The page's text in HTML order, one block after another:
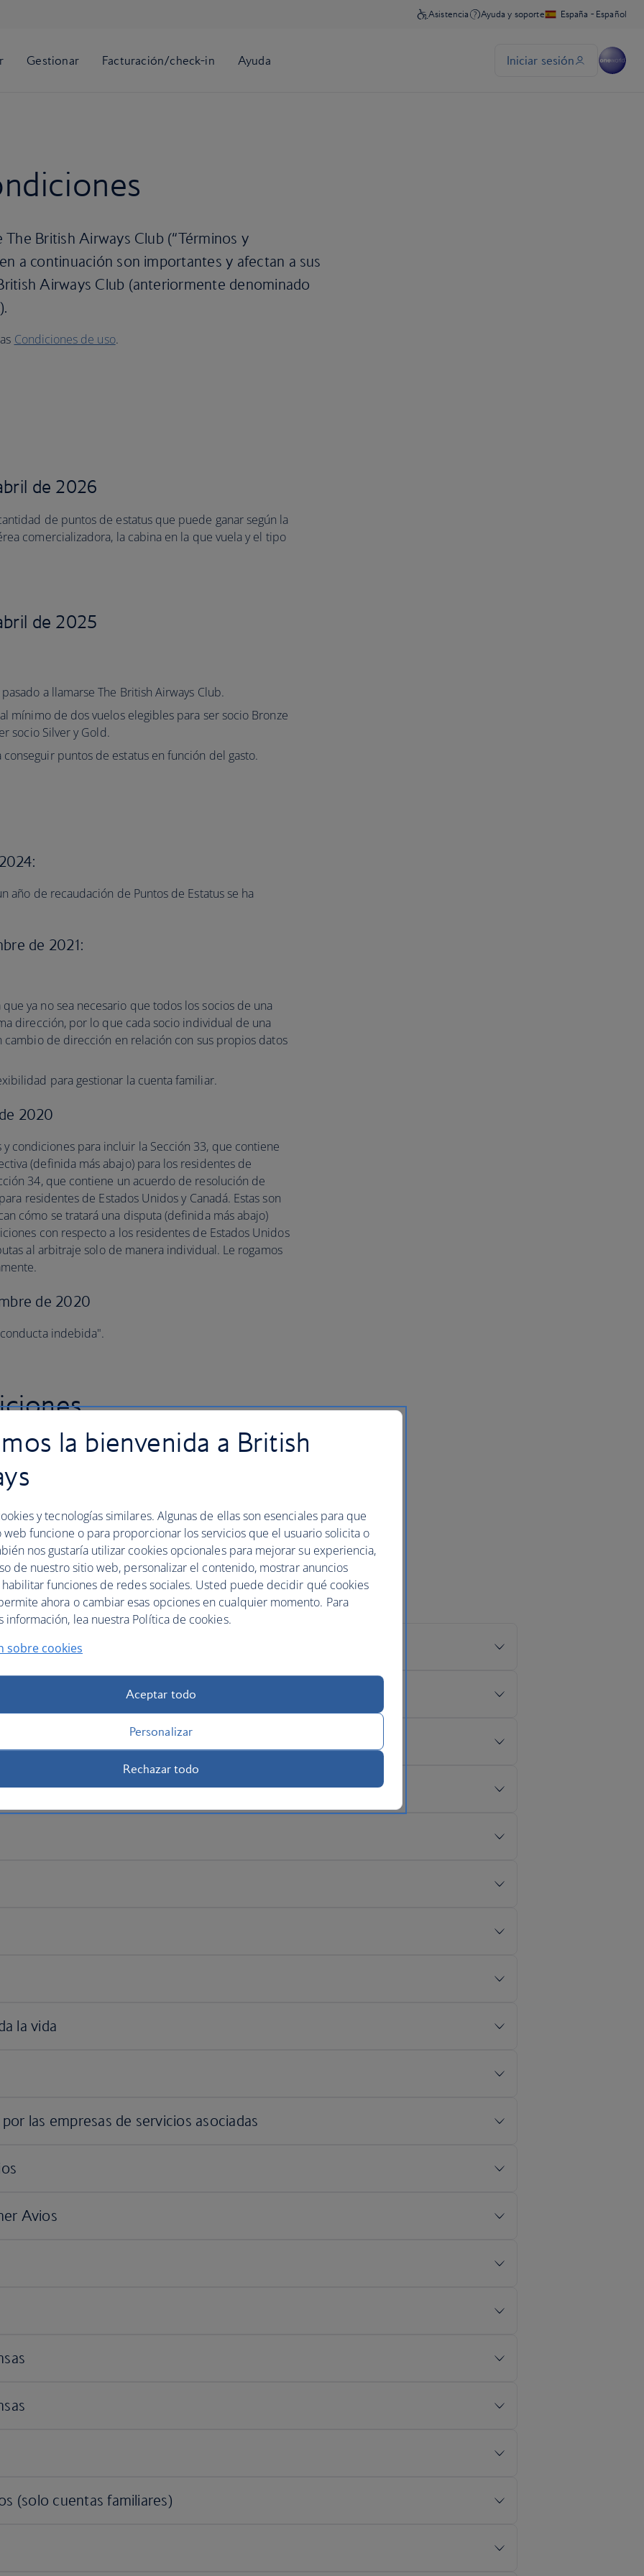
British Airways Club (“Términos y
a continuación son importantes y afectan a sus
Airways Club (anteriormente denominado
Condiciones de uso.
de 2026
de puntos de estatus que puede ganar según la
comercializadora, la cabina en la que vuela y el tipo
de 2025
a llamarse The British Airways Club.
mínimo de dos vuelos elegibles para ser socio Bronze
socio Silver y Gold.
puntos de estatus en función del gasto.
año de recaudación de Puntos de Estatus se ha
de 2021:
ya no sea necesario que todos los socios de una
dirección, por lo que cada socio individual de una
de dirección en relación con sus propios datos
para gestionar la cuenta familiar.
2020
condiciones para incluir la Sección 33, que contiene
(definida más abajo) para los residentes de
34, que contiene un acuerdo de resolución de
residentes de Estados Unidos y Canadá. Estas son
cómo se tratará una disputa (definida más abajo)
con respecto a los residentes de Estados Unidos
al arbitraje solo de manera individual. Le rogamos
de 2020
indebida".
Airways Club ("Términos y condiciones"), que se
y se refieren a sus derechos como socio de The
también incluyen las
para pasajeros y equipaje
Airways o a una compañía aérea o empresa de
condiciones y las de ba.com. Si tiene alguna
al cliente.
exclusiones o limitaciones de responsabilidad.
la bienvenida a British
y tecnologías similares. Algunas de ellas son esenciales para que
web funcione o para proporcionar los servicios que el usuario solicita o
nos gustaría utilizar cookies opcionales para mejorar su experiencia,
de nuestro sitio web, personalizar el contenido, mostrar anuncios
habilitar funciones de redes sociales. Usted puede decidir qué cookies
ahora o cambiar esas opciones en cualquier momento. Para
información, lea nuestra Política de cookies.
sobre cookies
Aceptar todo
Personalizar
Rechazar todo